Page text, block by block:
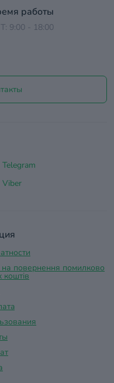
работы
9:00 - 18:00
повернення помилково
Telegram
Viber